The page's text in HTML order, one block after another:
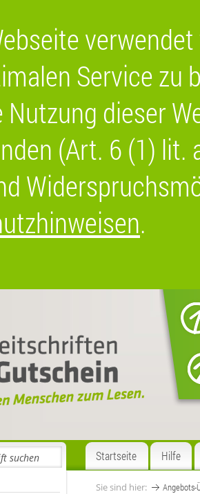
Service zu
Nutzung dieser
(Art. 6 (1) lit.
.
Startseite Hilfe
Sie sind hier: